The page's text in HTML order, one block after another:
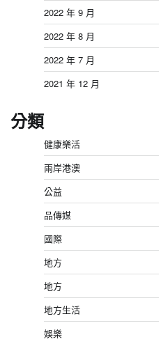
2022 年 9 月
2022 年 8 月
2022 年 7 月
2021 年 12 月
分類
健康樂活
兩岸港澳
公益
品傳媒
國際
地方
地方
地方生活
娛樂